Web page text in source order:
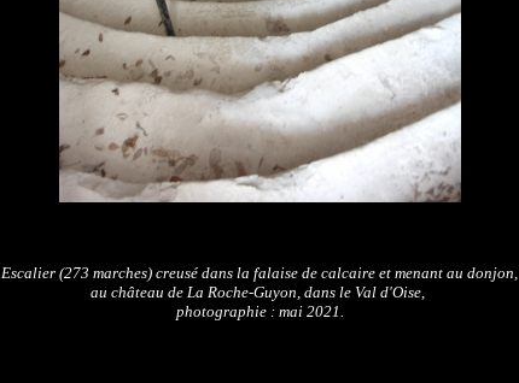
Escalier (273 marches) creusé dans la falaise de calcaire et menant au donjon,
au château de La Roche-Guyon, dans le Val d'Oise,
photographie : mai 2021.